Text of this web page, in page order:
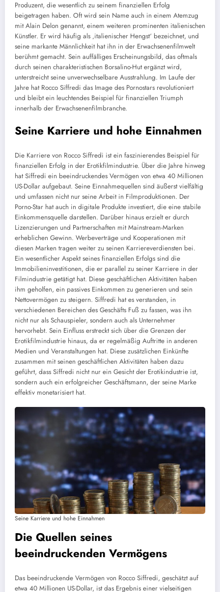
Produzent, die wesentlich zu seinem finanziellen Erfolg
beigetragen haben. Oft wird sein Name auch in einem Atemzug
mit Alain Delon genannt, einem weiteren prominenten italienischen
Künstler. Er wird häufig als ‚italienischer Hengst‘ bezeichnet, und
seine markante Männlichkeit hat ihn in der Erwachsenenfilmwelt
berühmt gemacht. Sein auffälliges Erscheinungsbild, das oftmals
durch seinen charakteristischen Borsalino-Hut ergänzt wird,
unterstreicht seine unverwechselbare Ausstrahlung. Im Laufe der
Jahre hat Rocco Siffredi das Image des Pornostars revolutioniert
und bleibt ein leuchtendes Beispiel für finanziellen Triumph
innerhalb der Erwachsenenfilmbranche.
Seine Karriere und hohe Einnahmen
Die Karriere von Rocco Siffredi ist ein faszinierendes Beispiel für
finanziellen Erfolg in der Erotikfilmindustrie. Über die Jahre hinweg
hat Siffredi ein beeindruckendes Vermögen von etwa 40 Millionen
US-Dollar aufgebaut. Seine Einnahmequellen sind äußerst vielfältig
und umfassen nicht nur seine Arbeit in Filmproduktionen. Der
Porno-Star hat auch in digitale Produkte investiert, die eine stabile
Einkommensquelle darstellen. Darüber hinaus erzielt er durch
Lizenzierungen und Partnerschaften mit Mainstream-Marken
erheblichen Gewinn. Werbeverträge und Kooperationen mit
diesen Marken tragen weiter zu seinen Karriereverdiensten bei.
Ein wesentlicher Aspekt seines finanziellen Erfolgs sind die
Immobilieninvestitionen, die er parallel zu seiner Karriere in der
Filmindustrie getätigt hat. Diese geschäftlichen Aktivitäten haben
ihm geholfen, ein passives Einkommen zu generieren und sein
Nettovermögen zu steigern. Siffredi hat es verstanden, in
verschiedenen Bereichen des Geschäfts Fuß zu fassen, was ihn
nicht nur als Schauspieler, sondern auch als Unternehmer
hervorhebt. Sein Einfluss erstreckt sich über die Grenzen der
Erotikfilmindustrie hinaus, da er regelmäßig Auftritte in anderen
Medien und Veranstaltungen hat. Diese zusätzlichen Einkünfte
zusammen mit seinen geschäftlichen Aktivitäten haben dazu
geführt, dass Siffredi nicht nur ein Gesicht der Erotikindustrie ist,
sondern auch ein erfolgreicher Geschäftsmann, der seine Marke
effektiv monetarisiert hat.
Seine Karriere und hohe Einnahmen
Die Quellen seines
beeindruckenden Vermögens
Das beeindruckende Vermögen von Rocco Siffredi, geschätzt auf
etwa 40 Millionen US-Dollar, ist das Ergebnis einer vielseitigen